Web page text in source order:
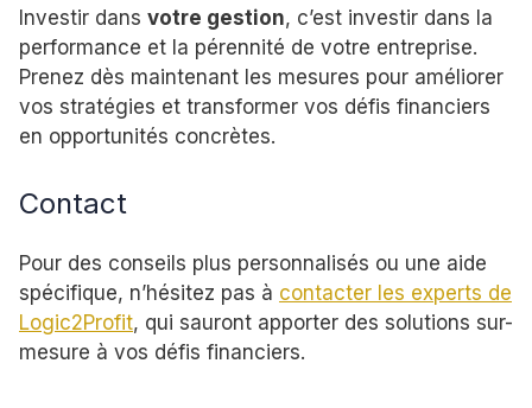
Investir dans votre gestion, c’est investir dans la
performance et la pérennité de votre entreprise.
Prenez dès maintenant les mesures pour améliorer
vos stratégies et transformer vos défis financiers
en opportunités concrètes.
Contact
Pour des conseils plus personnalisés ou une aide
spécifique, n’hésitez pas à contacter les experts de
Logic2Profit, qui sauront apporter des solutions sur-
mesure à vos défis financiers.